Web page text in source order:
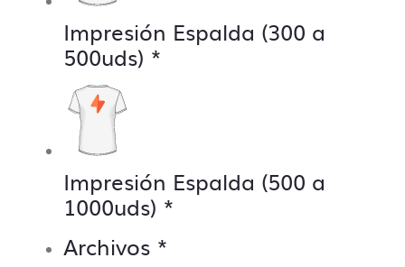
Impresión Espalda (300 a
500uds) *
Impresión Espalda (500 a
1000uds) *
Archivos *
Creemos que una comunicación directa es crucial
para el desarrollo de nuestro día a día y que la
producción sea lo más fluida y precisa posible.